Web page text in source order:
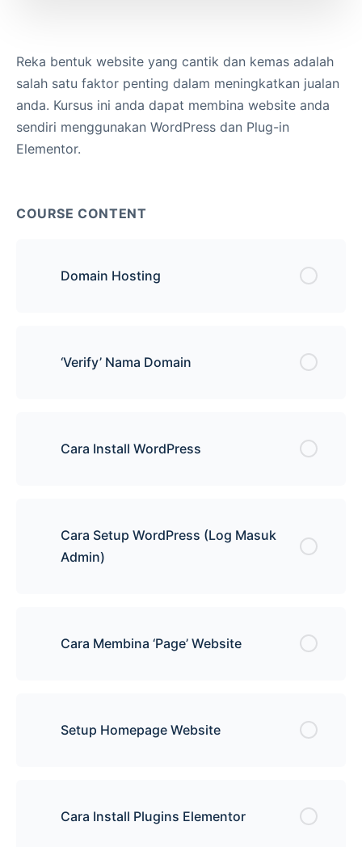
Reka bentuk website yang cantik dan kemas adalah
salah satu faktor penting dalam meningkatkan jualan
anda. Kursus ini anda dapat membina website anda
sendiri menggunakan WordPress dan Plug-in
Elementor.
COURSE CONTENT
Domain Hosting
‘Verify’ Nama Domain
Cara Install WordPress
Cara Setup WordPress (Log Masuk
Admin)
Cara Membina ‘Page’ Website
Setup Homepage Website
Cara Install Plugins Elementor